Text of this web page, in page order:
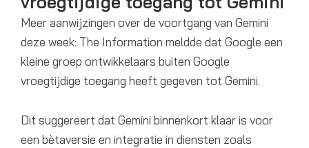
Meer aanwijzingen over de voortgang van Gemini
deze week: The Information meldde dat Google een
kleine groep ontwikkelaars buiten Google
vroegtijdige toegang heeft gegeven tot Gemini.
Dit suggereert dat Gemini binnenkort klaar is voor
een bètaversie en integratie in diensten zoals